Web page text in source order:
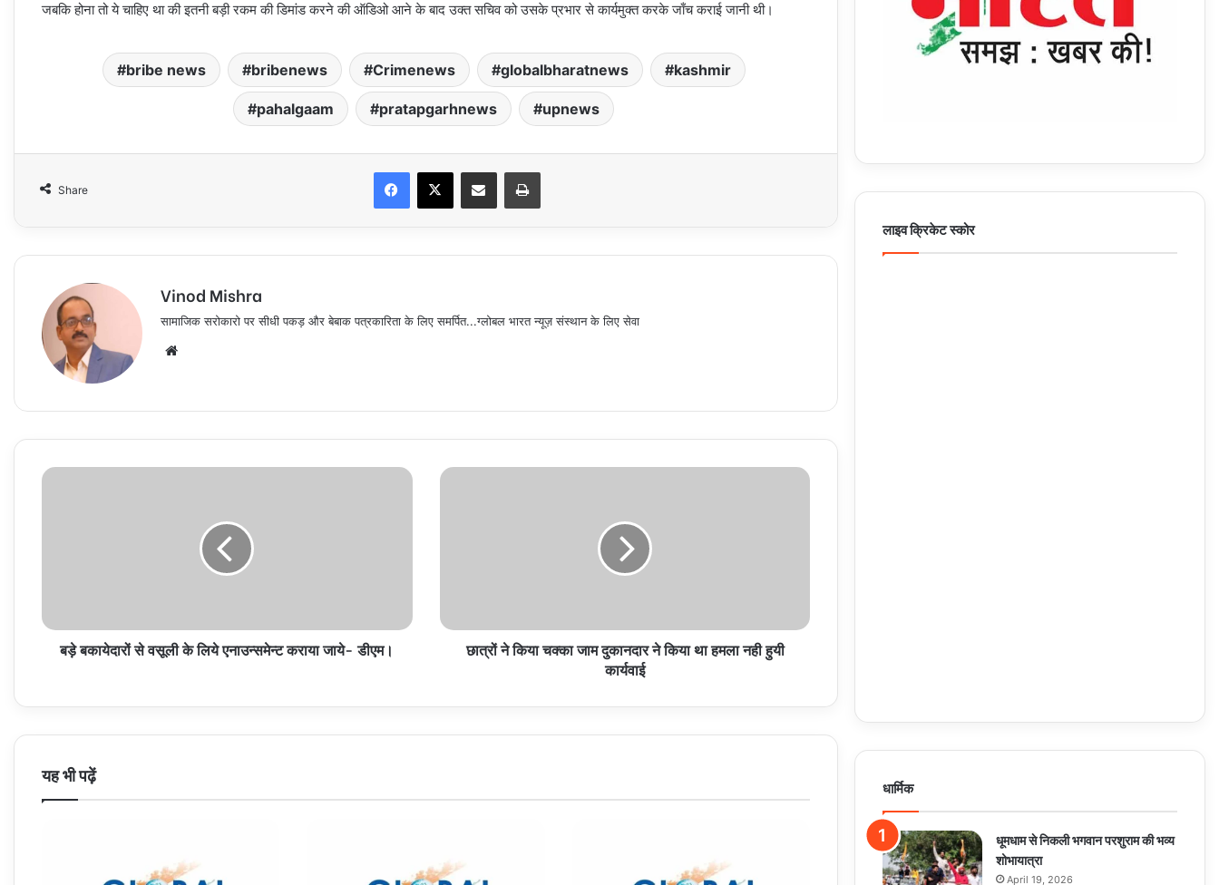
जबकि होना तो ये चाहिए था की इतनी बड़ी रकम की डिमांड करने की ऑडिओ आने के बाद उक्त सचिव को उसके प्रभार से कार्यमुक्त करके जाँच कराई जानी थी।
bribe news bribenews Crimenews globalbharatnews kashmir
pahalgaam pratapgarhnews upnews
Share
Facebook
X Share via Email Print
Vinod Mishra
सामाजिक सरोकारो पर सीधी पकड़ और बेबाक पत्रकारिता के लिए समर्पित...ग्लोबल भारत न्यूज़ संस्थान के लिए सेवा
बड़े
जाये-
डीएम।बड़े बकायेदारों से वसूली के लिये एनाउन्समेन्ट कराया जाये- डीएम।
छात्रों
था
कार्यवाई
छात्रों ने किया चक्का जाम दुकानदार ने किया था हमला नही हुयी
कार्यवाई
यह भी पढ़ें
लाइव क्रिकेट स्कोर
धार्मिक
धूमधाम से निकली भगवान परशुराम की भव्य
शोभायात्रा
April 19, 2026